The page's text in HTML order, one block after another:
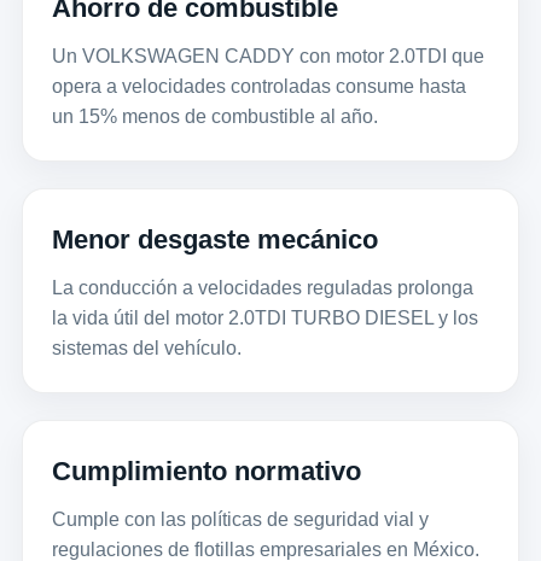
Ahorro de combustible
Un VOLKSWAGEN CADDY con motor 2.0TDI que
opera a velocidades controladas consume hasta
un 15% menos de combustible al año.
Menor desgaste mecánico
La conducción a velocidades reguladas prolonga
la vida útil del motor 2.0TDI TURBO DIESEL y los
sistemas del vehículo.
Cumplimiento normativo
Cumple con las políticas de seguridad vial y
regulaciones de flotillas empresariales en México.